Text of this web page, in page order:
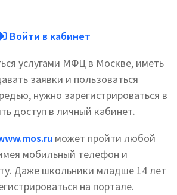
Войти в кабинет
услугами МФЦ в Москве, иметь
заявки и пользоваться
нужно зарегистрироваться в
доступ в личный кабинет.
может пройти любой
мобильный телефон и
Даже школьники младше 14 лет
на портале.